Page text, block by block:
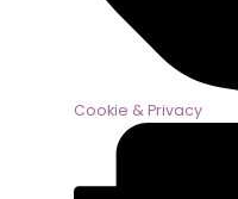
Cookie & Privacy